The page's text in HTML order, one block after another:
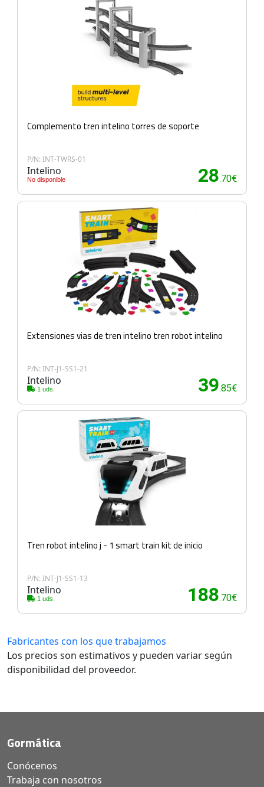
Complemento tren intelino torres de soporte
P/N: INT-TWRS-01
Intelino
No disponible 28.70€
Extensiones vias de tren intelino tren robot intelino
P/N: INT-J1-SS1-21
Intelino
1 uds. 39.85€
Tren robot intelino j - 1 smart train kit de inicio
P/N: INT-J1-SS1-13
Intelino
1 uds. 188.70€
Fabricantes con los que trabajamos
Los precios son estimativos y pueden variar según
disponibilidad del proveedor.
Gormática
Conócenos
Trabaja con nosotros